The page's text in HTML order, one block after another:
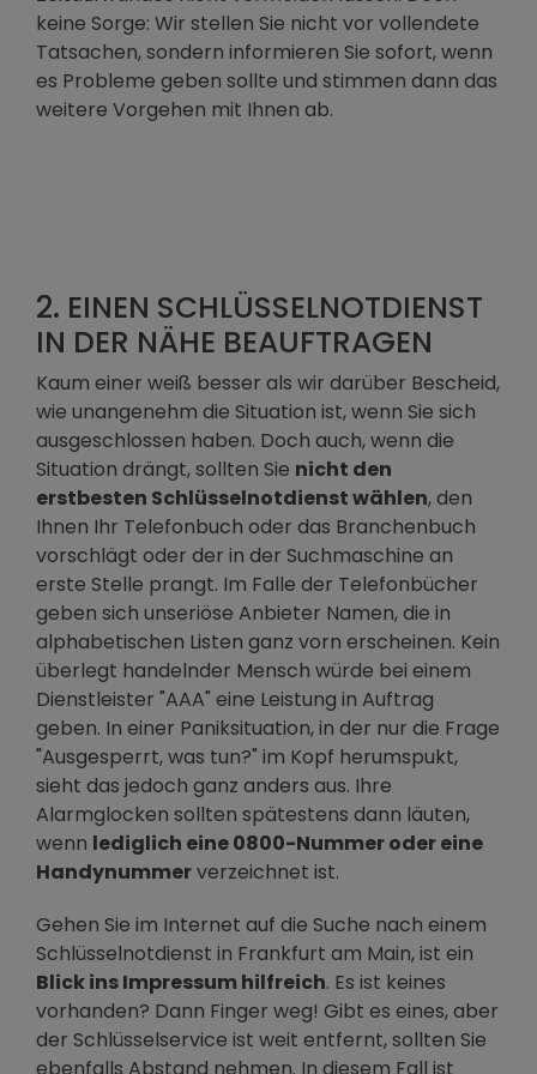
keine Sorge: Wir stellen Sie nicht vor vollendete
Tatsachen, sondern informieren Sie sofort, wenn
es Probleme geben sollte und stimmen dann das
weitere Vorgehen mit Ihnen ab.
2. EINEN SCHLÜSSELNOTDIENST
IN DER NÄHE BEAUFTRAGEN
Kaum einer weiß besser als wir darüber Bescheid,
wie unangenehm die Situation ist, wenn Sie sich
ausgeschlossen haben. Doch auch, wenn die
Situation drängt, sollten Sie nicht den
erstbesten Schlüsselnotdienst wählen, den
Ihnen Ihr Telefonbuch oder das Branchenbuch
vorschlägt oder der in der Suchmaschine an
erste Stelle prangt. Im Falle der Telefonbücher
geben sich unseriöse Anbieter Namen, die in
alphabetischen Listen ganz vorn erscheinen. Kein
überlegt handelnder Mensch würde bei einem
Dienstleister "AAA" eine Leistung in Auftrag
geben. In einer Paniksituation, in der nur die Frage
"Ausgesperrt, was tun?" im Kopf herumspukt,
sieht das jedoch ganz anders aus. Ihre
Alarmglocken sollten spätestens dann läuten,
wenn lediglich eine 0800-Nummer oder eine
Handynummerverzeichnet ist.
Gehen Sie im Internet auf die Suche nach einem
Schlüsselnotdienst in Frankfurt am Main, ist ein
Blick ins Impressum hilfreich. Es ist keines
vorhanden? Dann Finger weg! Gibt es eines, aber
der Schlüsselservice ist weit entfernt, sollten Sie